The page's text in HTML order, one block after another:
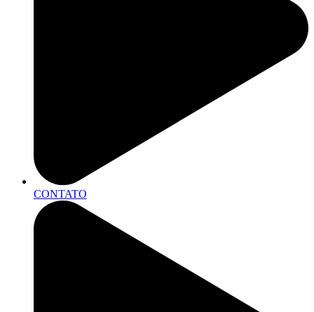
CONTATO